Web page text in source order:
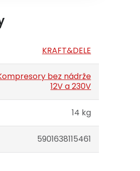
KRAFT&DELE
bez nádrže
12V a 230V
14 kg
5901638115461